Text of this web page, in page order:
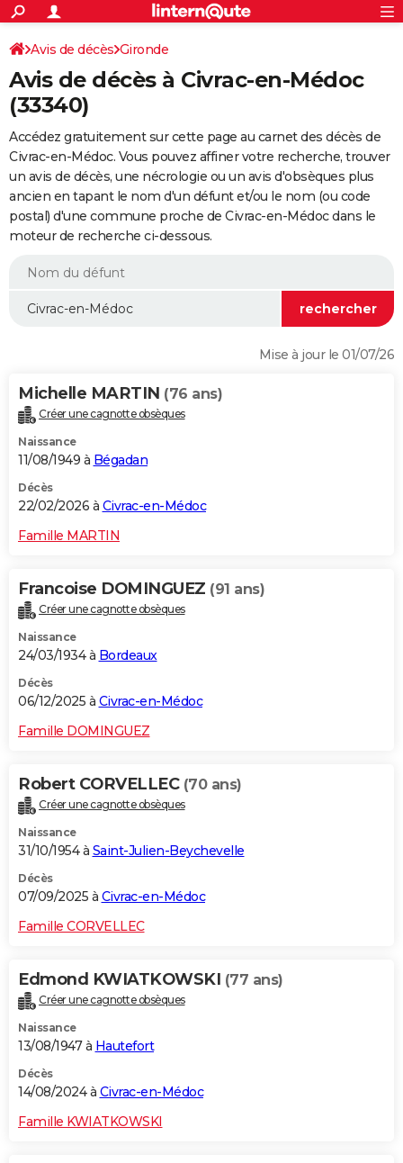
ACTUALITÉS
Politique
Société
Faits Divers
Education
Monde
Villes
+
SPORT
Coupe du monde 2026
Football
Tennis
Cyclisme
Rugby
Forum
FINANCE
Retraite
Impôts
Epargne
Immobilier
Risques naturels par ville
Banque
Assurance
Crédit
Essais
Réserver un essai
Citadines
Berlines
SUV
Forum auto
+
HIGH-TECH
Mobiles
Meilleur smartphone
Internet
Ordinateurs
Jeux vidéo
Guide high-tech
+BRICOLAGE
Forum
Aménagement intérieur
Extérieur
Cuisine
Salle de bains
Jardinage
Rangement
WEEK-END
Guides de France
Escapades
Patrimoine
Expositions
Musées
Week-end nature
LIFESTYLE
Alimentation
Guide de la santé
Maladies
Médicaments
Sommeil
VOYAGE
Destinations
City break
Voyage nature
Voyage de noces
Forum
Climat
+PHOTO
GUIDES D'ACHAT
BONS PLANS
CARTE DE VOEUX
Dictionnaire
Biographies
Citations
Expressions
Proverbes
PROGRAMME TV
COPAINS D'AVANT
S'inscrire
Se connecter
Lycées
Collèges
Primaires
Universités
Entreprises
Service militaire
Avis de recherche
AVIS DE DÉCÈS
Avis de décès Gironde
Avis de décès à Civrac-en-Médoc
(33340)
Accédez gratuitement sur cette page au carnet des décès de
Civrac-en-Médoc. Vous pouvez affiner votre recherche, trouver
un avis de décès, une nécrologie ou un avis d'obsèques plus
ancien en tapant le nom d'un défunt et/ou le nom (ou code
postal) d'une commune proche de Civrac-en-Médoc dans le
moteur de recherche ci-dessous.
Mise à jour le 01/07/26
Michelle MARTIN (76 ans)
Créer une cagnotte obsèques
Naissance
11/08/1949 à Bégadan
Décès
22/02/2026 à Civrac-en-Médoc
Famille MARTIN
Francoise DOMINGUEZ (91 ans)
Créer une cagnotte obsèques
Naissance
24/03/1934 à Bordeaux
Décès
06/12/2025 à Civrac-en-Médoc
Famille DOMINGUEZ
Robert CORVELLEC (70 ans)
Créer une cagnotte obsèques
Naissance
31/10/1954 à Saint-Julien-Beychevelle
Décès
07/09/2025 à Civrac-en-Médoc
Famille CORVELLEC
Edmond KWIATKOWSKI (77 ans)
Créer une cagnotte obsèques
Naissance
13/08/1947 à Hautefort
Décès
14/08/2024 à Civrac-en-Médoc
Famille KWIATKOWSKI